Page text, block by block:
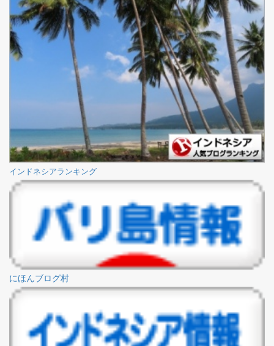
インドネシアランキング
にほんブログ村